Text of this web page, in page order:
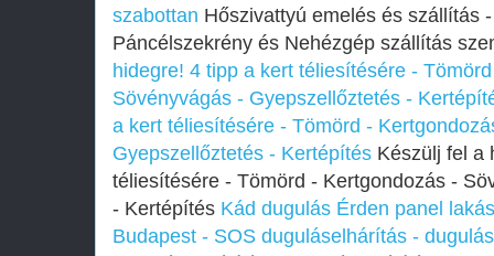
szabottan Hőszivattyú emelés és szállítás
Páncélszekrény és Nehézgép szállítás
hidegre! 4 tipp a kert téliesítésére -
Sövényvágás - Gyepszellőztetés -
a kert téliesítésére - Tömörd -
Gyepszellőztetés - Kertépítés Készülj fel a
téliesítésére - Tömörd - Kertgondozás -
- Kertépítés Kád dugulás Érden panel
Budapest - SOS duguláselhárítás -